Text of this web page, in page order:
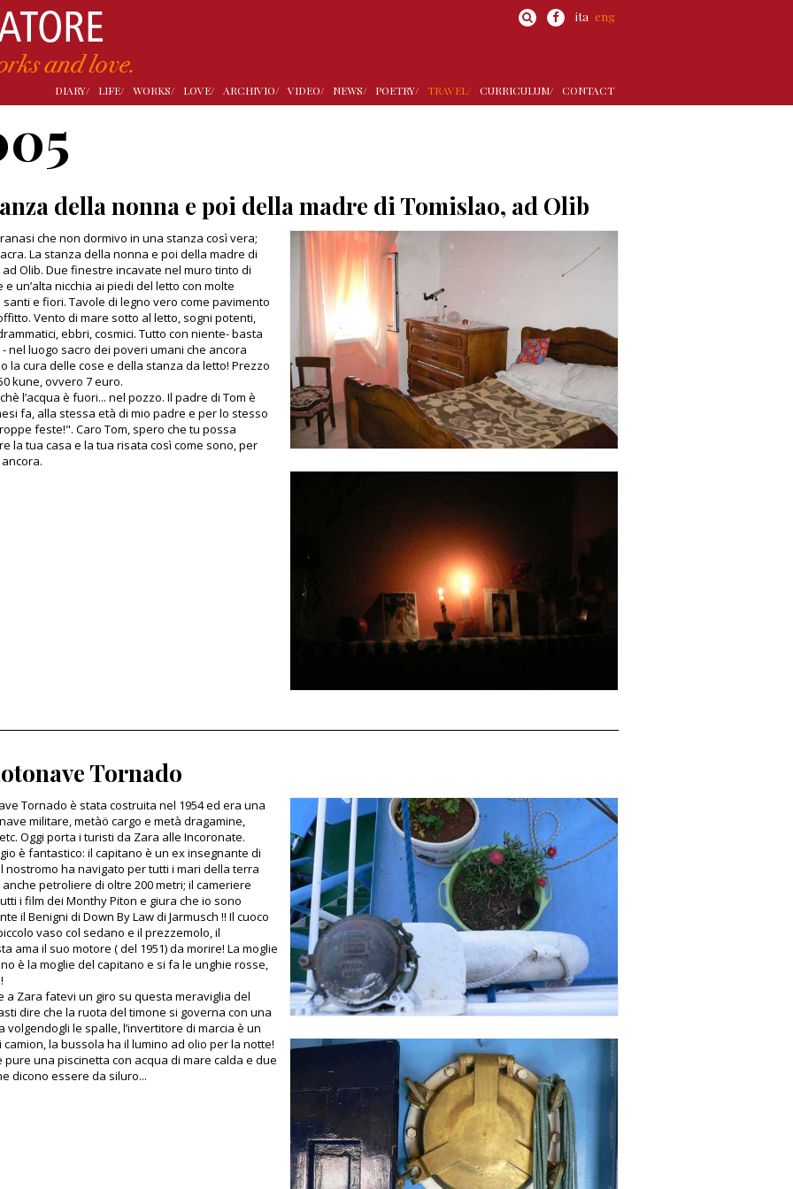
ita eng
DIARY/ LIFE/ WORKS/ LOVE/ ARCHIVIO/ VIDEO/ NEWS/ POETRY/ TRAVEL/ CURRICULUM/ CONTACT
della nonna e poi della madre di Tomislao, ad Olib
che non dormivo in una stanza così vera;
La stanza della nonna e poi della madre di
ad Olib. Due finestre incavate nel muro tinto di
e un’alta nicchia ai piedi del letto con molte
e fiori. Tavole di legno vero come pavimento
Vento di mare sotto al letto, sogni potenti,
ebbri, cosmici. Tutto con niente- basta
nel luogo sacro dei poveri umani che ancora
la cura delle cose e della stanza da letto! Prezzo
kune, ovvero 7 euro.
l’acqua è fuori... nel pozzo. Il padre di Tom è
fa, alla stessa età di mio padre e per lo stesso
feste!". Caro Tom, spero che tu possa
la tua casa e la tua risata così come sono, per
Tornado
Tornado è stata costruita nel 1954 ed era una
militare, metàö cargo e metà dragamine,
Oggi porta i turisti da Zara alle Incoronate.
è fantastico: il capitano è un ex insegnante di
nostromo ha navigato per tutti i mari della terra
petroliere di oltre 200 metri; il cameriere
i film dei Monthy Piton e giura che io sono
il Benigni di Down By Law di Jarmusch !! Il cuoco
vaso col sedano e il prezzemolo, il
ama il suo motore ( del 1951) da morire! La moglie
è la moglie del capitano e si fa le unghie rosse,
a Zara fatevi un giro su questa meraviglia del
dire che la ruota del timone si governa con una
volgendogli le spalle, l’invertitore di marcia è un
la bussola ha il lumino ad olio per la notte!
pure una piscinetta con acqua di mare calda e due
dicono essere da siluro...